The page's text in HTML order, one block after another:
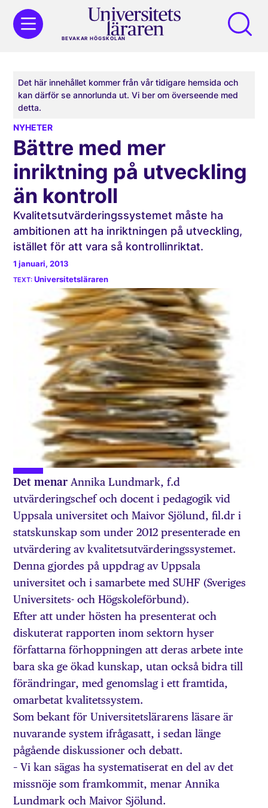
BEVAKAR HÖGSKOLAN
Det här innehållet kommer från vår tidigare hemsida och
kan därför se annorlunda ut. Vi ber om överseende med
detta.
NYHETER
Bättre med mer
inriktning på utveckling
än kontroll
Kvalitetsutvärderingssystemet måste ha
ambitionen att ha inriktningen på utveckling,
istället för att vara så kontrollinriktat.
1 januari, 2013
Universitetsläraren
Det menar Annika Lundmark, f.d
utvärderingschef och docent i pedagogik vid
Uppsala universitet och Maivor Sjölund, fil.dr i
statskunskap som under 2012 presenterade en
utvärdering av kvalitetsutvärderingssystemet.
Denna gjordes på uppdrag av Uppsala
universitet och i samarbete med SUHF (Sveriges
Universitets- och Högskoleförbund).
Efter att under hösten ha presenterat och
diskuterat rapporten inom sektorn hyser
författarna förhoppningen att deras arbete inte
bara ska ge ökad kunskap, utan också bidra till
förändringar, med genomslag i ett framtida,
omarbetat kvalitetssystem.
Som bekant för Universitetslärarens läsare är
nuvarande system ifrågasatt, i sedan länge
pågående diskussioner och debatt.
– Vi kan sägas ha systematiserat en del av det
missnöje som framkommit, menar Annika
Lundmark och Maivor Sjölund.